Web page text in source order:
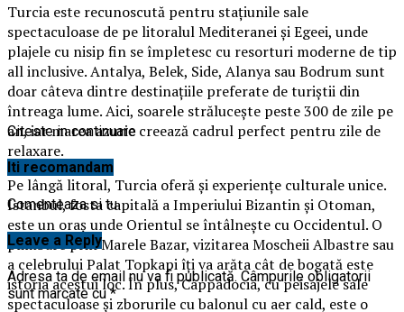
Turcia este recunoscută pentru stațiunile sale
spectaculoase de pe litoralul Mediteranei și Egeei, unde
plajele cu nisip fin se împletesc cu resorturi moderne de tip
all inclusive. Antalya, Belek, Side, Alanya sau Bodrum sunt
doar câteva dintre destinațiile preferate de turiștii din
întreaga lume. Aici, soarele strălucește peste 300 de zile pe
an, iar marea azurie creează cadrul perfect pentru zile de
relaxare.
Pe lângă litoral, Turcia oferă și experiențe culturale unice.
Istanbul, fosta capitală a Imperiului Bizantin și Otoman,
este un oraș unde Orientul se întâlnește cu Occidentul. O
plimbare prin Marele Bazar, vizitarea Moscheii Albastre sau
a celebrului Palat Topkapi îți va arăta cât de bogată este
istoria acestui loc. În plus, Cappadocia, cu peisajele sale
spectaculoase și zborurile cu balonul cu aer cald, este o
Citeste in continuare
Iti recomandam
Comenteaza si tu
Leave a Reply
Adresa ta de email nu va fi publicată. Câmpurile obligatorii
sunt marcate cu*